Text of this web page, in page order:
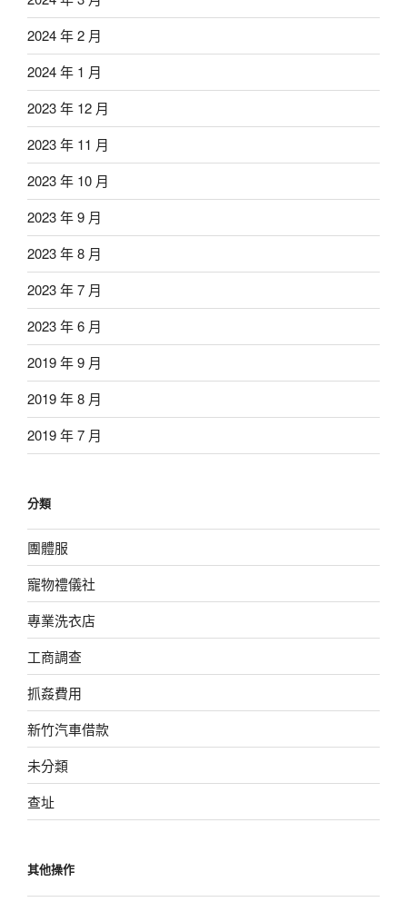
2024 年 2 月
2024 年 1 月
2023 年 12 月
2023 年 11 月
2023 年 10 月
2023 年 9 月
2023 年 8 月
2023 年 7 月
2023 年 6 月
2019 年 9 月
2019 年 8 月
2019 年 7 月
分類
團體服
寵物禮儀社
專業洗衣店
工商調查
抓姦費用
新竹汽車借款
未分類
查址
其他操作